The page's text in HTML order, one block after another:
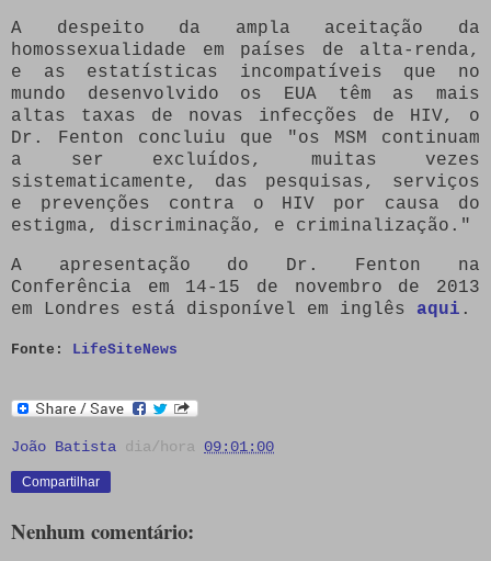
A despeito da ampla aceitação da
homossexualidade em países de alta-renda,
e as estatísticas incompatíveis que no
mundo desenvolvido os EUA têm as mais
altas taxas de novas infecções de HIV, o
Dr. Fenton concluiu que "os MSM continuam
a ser excluídos, muitas vezes
sistematicamente, das pesquisas, serviços
e prevenções contra o HIV por causa do
estigma, discriminação, e criminalização."
A apresentação do Dr. Fenton na
Conferência em 14-15 de novembro de 2013
em Londres está disponível em inglês aqui .
Fonte: LifeSiteNews
João Batista dia/hora 09:01:00
Compartilhar
Nenhum comentário: